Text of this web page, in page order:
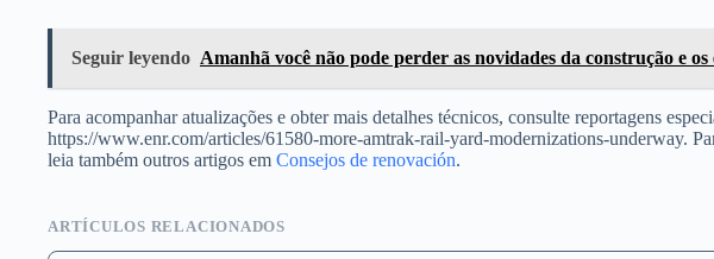
Seguir leyendo Amanhã você não pode perder as novidades da construção e
Para acompanhar atualizações e obter mais detalhes técnicos, consulte reportagens
https://www.enr.com/articles/61580-more-amtrak-rail-yard-modernizations-underway.
leia também outros artigos em Consejos de renovación.
ARTÍCULOS RELACIONADOS